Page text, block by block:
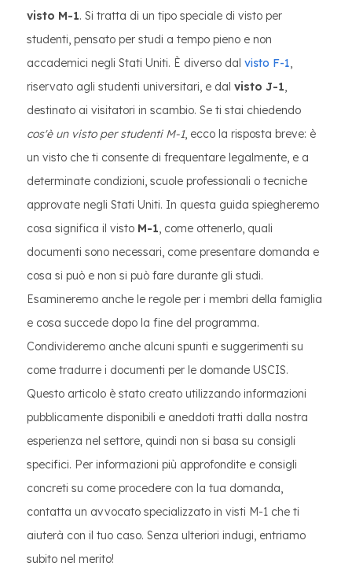
visto M-1. Si tratta di un tipo speciale di visto per
studenti, pensato per studi a tempo pieno e non
accademici negli Stati Uniti. È diverso dal visto F-1,
riservato agli studenti universitari, e dal visto J-1,
destinato ai visitatori in scambio. Se ti stai chiedendo
cos'è un visto per studenti M-1, ecco la risposta breve: è
un visto che ti consente di frequentare legalmente, e a
determinate condizioni, scuole professionali o tecniche
approvate negli Stati Uniti. In questa guida spiegheremo
cosa significa il visto M-1, come ottenerlo, quali
documenti sono necessari, come presentare domanda e
cosa si può e non si può fare durante gli studi.
Esamineremo anche le regole per i membri della famiglia
e cosa succede dopo la fine del programma.
Condivideremo anche alcuni spunti e suggerimenti su
come tradurre i documenti per le domande USCIS.
Questo articolo è stato creato utilizzando informazioni
pubblicamente disponibili e aneddoti tratti dalla nostra
esperienza nel settore, quindi non si basa su consigli
specifici. Per informazioni più approfondite e consigli
concreti su come procedere con la tua domanda,
contatta un avvocato specializzato in visti M-1 che ti
aiuterà con il tuo caso. Senza ulteriori indugi, entriamo
subito nel merito!